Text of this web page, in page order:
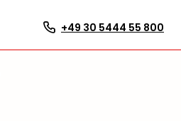
+49 30 5444 55 800